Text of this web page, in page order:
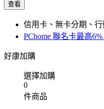
查看
信用卡、無卡分期、
PChome 聯名卡最高
好康加購
選擇加購
0
件商品